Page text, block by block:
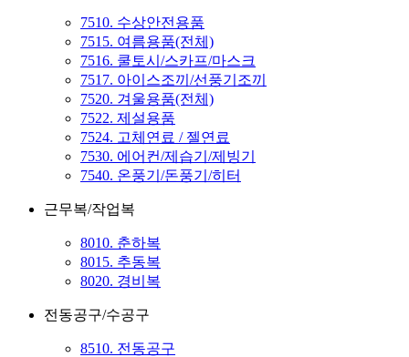
7510. 수상안전용품
7515. 여름용품(전체)
7516. 쿨토시/스카프/마스크
7517. 아이스조끼/선풍기조끼
7520. 겨울용품(전체)
7522. 제설용품
7524. 고체연료 / 젤연료
7530. 에어컨/제습기/제빙기
7540. 온풍기/돈풍기/히터
근무복/작업복
8010. 춘하복
8015. 추동복
8020. 경비복
전동공구/수공구
8510. 전동공구